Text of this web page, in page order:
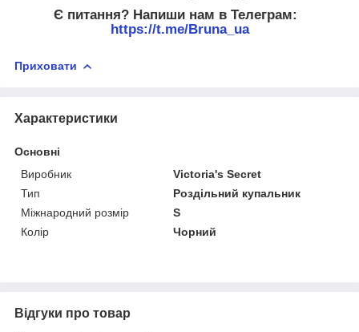
Є питання? Напиши нам в Телеграм:
https://t.me/Bruna_ua
Приховати
Характеристики
Основні
Виробник
Victoria's Secret
Тип
Роздільний купальник
Міжнародний розмір
S
Колір
Чорний
Відгуки про товар